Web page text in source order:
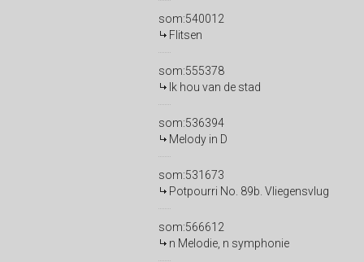
som:540012
Flitsen
som:555378
Ik hou van de stad
som:536394
Melody in D
som:531673
Potpourri No. 89b. Vliegensvlug
som:566612
n Melodie, n symphonie